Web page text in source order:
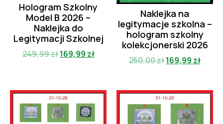
Hologram Szkolny
Model B 2026 –
Naklejka do
Legitymacji Szkolnej
249,99zł 169,99 zł
Naklejka na
legitymacje szkolna –
hologram szkolny
kolekcjonerski 2026
250,00zł169,99 zł